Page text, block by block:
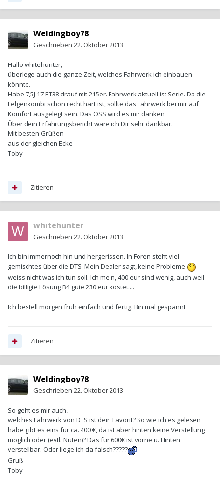
Weldingboy78
Geschrieben 22. Oktober 2013
Hallo whitehunter,
überlege auch die ganze Zeit, welches Fahrwerk ich einbauen
könnte.
Habe 7,5J 17 ET38 drauf mit 215er. Fahrwerk aktuell ist Serie. Da die
Felgenkombi schon recht hart ist, sollte das Fahrwerk bei mir auf
Komfort ausgelegt sein. Das OSS wird es mir danken.
Über dein Erfahrungsbericht wäre ich Dir sehr dankbar.
Mit besten Grüßen
aus der gleichen Ecke
Toby
Zitieren
whitehunter
Geschrieben 22. Oktober 2013
Ich bin immernoch hin und hergerissen. In Foren steht viel
gemischtes über die DTS. Mein Dealer sagt, keine Probleme
weiss nicht was ich tun soll. Ich mein, 400 eur sind wenig, auch weil
die billigte Lösung B4 gute 230 eur kostet....
Ich bestell morgen früh einfach und fertig. Bin mal gespannt
Zitieren
Weldingboy78
Geschrieben 22. Oktober 2013
So geht es mir auch,
welches Fahrwerk von DTS ist dein Favorit? So wie ich es gelesen
habe gibt es eins für ca. 400 €, da ist aber hinten keine Verstellung
möglich oder (evtl. Nuten)? Das für 600€ ist vorne u. Hinten
verstellbar. Oder liege ich da falsch?????
Gruß
Toby